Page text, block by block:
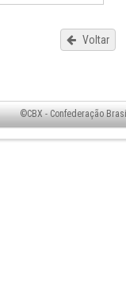
Voltar
©CBX - Confederação